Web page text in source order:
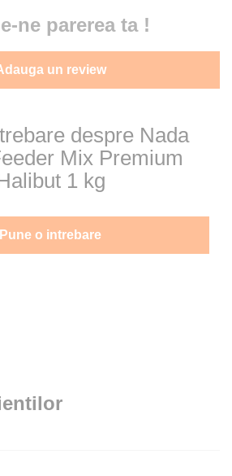
ne parerea ta !
un review
despre Nada
Mix Premium
1 kg
Pune o intrebare